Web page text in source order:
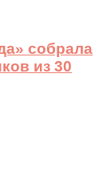
собрала
из 30